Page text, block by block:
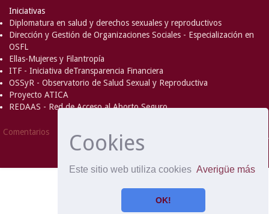
Cookies
Este sitio web utiliza cookies Averigüe más
OK!
Iniciativas
Diplomatura en salud y derechos sexuales y reproductivos
Dirección y Gestión de Organizaciones Sociales - Especialización en
OSFL
Ellas-Mujeres y Filantropía
ITF - Iniciativa deTransparencia Financiera
OSSyR - Observatorio de Salud Sexual y Reproductiva
Proyecto ATICA
REDAAS - Red de Acceso al Aborto Seguro
Comentarios
2008 MITandHewlett-Packard
- Extensión mantenida y